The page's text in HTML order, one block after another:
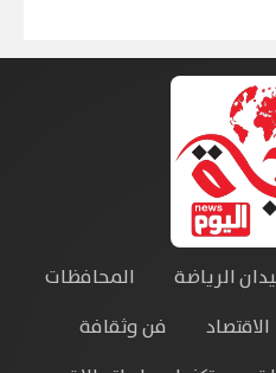
الرياضة
المحافظات
الاقتصاد
فن وثقافة